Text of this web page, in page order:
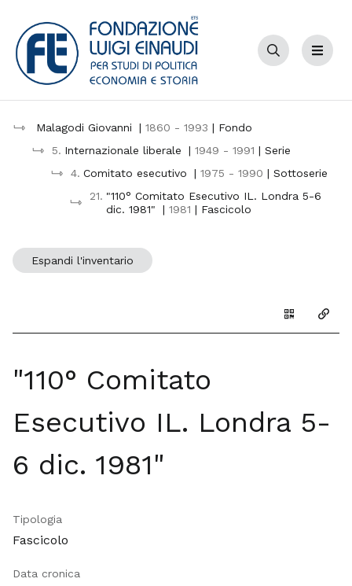
Cerca Menu
Malagodi Giovanni | 1860 - 1993 | Fondo
5. Internazionale liberale | 1949 - 1991 | Serie
4. Comitato esecutivo | 1975 - 1990 | Sottoserie
21. "110° Comitato Esecutivo IL. Londra 5-6
dic. 1981"
| 1981 | Fascicolo
Espandi l'inventario
Genera il
"110° Comitato
Esecutivo IL. Londra 5-
6 dic. 1981"
Tipologia
Fascicolo
Data cronica